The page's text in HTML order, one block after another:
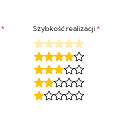
* Szybkość realizacji*